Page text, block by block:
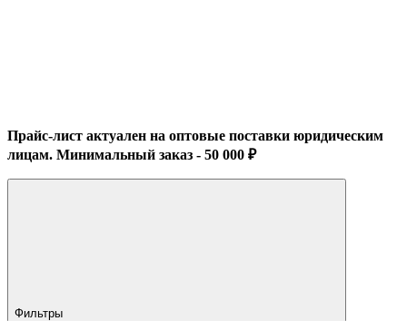
Прайс-лист актуален на оптовые поставки юридическим
лицам. Минимальный заказ - 50 000 ₽
Фильтры